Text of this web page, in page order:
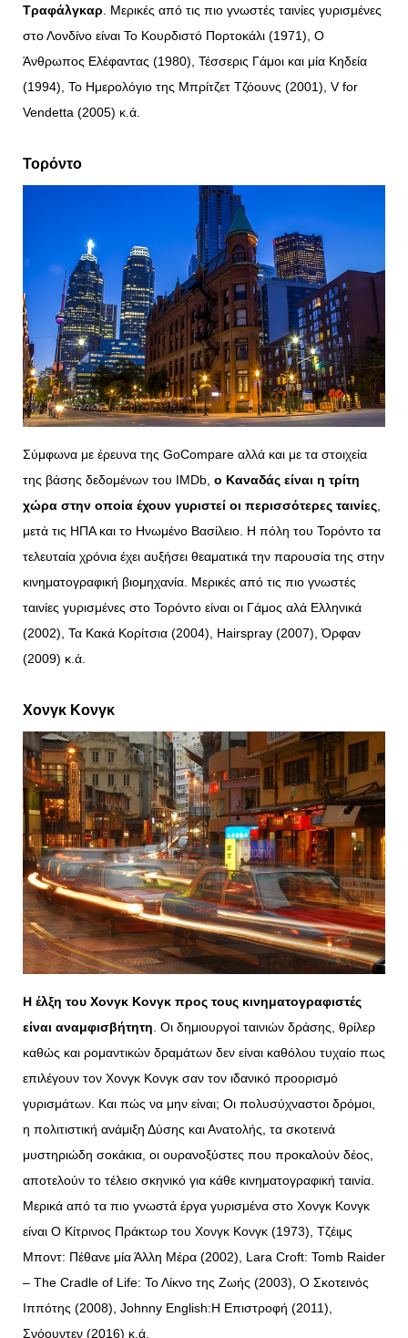
Τραφάλγκαρ . Μερικές από τις πιο γνωστές ταινίες γυρισμένες
στο Λονδίνο είναι Το Κουρδιστό Πορτοκάλι (1971), Ο
Άνθρωπος Ελέφαντας (1980), Τέσσερις Γάμοι και μία Κηδεία
(1994), Το Ημερολόγιο της Μπρίτζετ Τζόουνς (2001), V for
Vendetta (2005) κ.ά.
Τορόντο
Σύμφωνα με έρευνα της GoCompare αλλά και με τα στοιχεία
της βάσης δεδομένων του IMDb, ο Καναδάς είναι η τρίτη
χώρα στην οποία έχουν γυριστεί οι περισσότερες ταινίες
μετά τις ΗΠΑ και το Ηνωμένο Βασίλειο. Η πόλη του Τορόντο τα
τελευταία χρόνια έχει αυξήσει θεαματικά την παρουσία της στην
κινηματογραφική βιομηχανία. Μερικές από τις πιο γνωστές
ταινίες γυρισμένες στο Τορόντο είναι οι Γάμος αλά Ελληνικά
(2002), Τα Κακά Κορίτσια (2004), Hairspray (2007), Όρφαν
(2009) κ.ά.
Χονγκ Κονγκ
Η έλξη του Χονγκ Κονγκ προς τους κινηματογραφιστές
είναι αναμφισβήτητη . Οι δημιουργοί ταινιών δράσης, θρίλερ
καθώς και ρομαντικών δραμάτων δεν είναι καθόλου τυχαίο πως
επιλέγουν τον Χονγκ Κονγκ σαν τον ιδανικό προορισμό
γυρισμάτων. Και πώς να μην είναι; Οι πολυσύχναστοι δρόμοι,
η πολιτιστική ανάμιξη Δύσης και Ανατολής, τα σκοτεινά
μυστηριώδη σοκάκια, οι ουρανοξύστες που προκαλούν δέος,
αποτελούν το τέλειο σκηνικό για κάθε κινηματογραφική ταινία.
Μερικά από τα πιο γνωστά έργα γυρισμένα στο Χονγκ Κονγκ
είναι Ο Κίτρινος Πράκτωρ του Χονγκ Κονγκ (1973), Τζέιμς
Μποντ: Πέθανε μία Άλλη Μέρα (2002), Lara Croft: Tomb Raider
– The Cradle of Life: Το Λίκνο της Ζωής (2003), Ο Σκοτεινός
Ιππότης (2008), Johnny English:Η Επιστροφή (2011),
Σνόουντεν (2016) κ.ά.